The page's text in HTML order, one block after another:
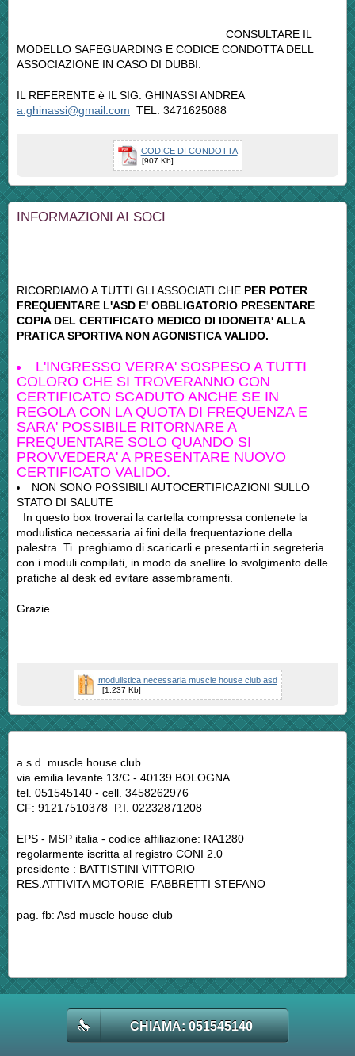
CONSULTARE IL
MODELLO SAFEGUARDING E CODICE CONDOTTA DELL
ASSOCIAZIONE IN CASO DI DUBBI.
IL REFERENTE è IL SIG. GHINASSI ANDREA
a.ghinassi@gmail.com TEL. 3471625088
CODICE DI CONDOTTA
[907 Kb]
INFORMAZIONI AI SOCI
RICORDIAMO A TUTTI GLI ASSOCIATI CHE PER POTER
FREQUENTARE L'ASD E' OBBLIGATORIO PRESENTARE
COPIA DEL CERTIFICATO MEDICO DI IDONEITA' ALLA
PRATICA SPORTIVA NON AGONISTICA VALIDO.
L'INGRESSO VERRA' SOSPESO A TUTTI
COLORO CHE SI TROVERANNO CON
CERTIFICATO SCADUTO ANCHE SE IN
REGOLA CON LA QUOTA DI FREQUENZA E
SARA' POSSIBILE RITORNARE A
FREQUENTARE SOLO QUANDO SI
PROVVEDERA' A PRESENTARE NUOVO
CERTIFICATO VALIDO.
NON SONO POSSIBILI AUTOCERTIFICAZIONI SULLO
STATO DI SALUTE
In questo box troverai la cartella compressa contenete la
modulistica necessaria ai fini della frequentazione della
palestra. Ti preghiamo di scaricarli e presentarti in segreteria
con i moduli compilati, in modo da snellire lo svolgimento delle
pratiche al desk ed evitare assembramenti.
Grazie
modulistica necessaria muscle house club asd
[1.237 Kb]
a.s.d. muscle house club
via emilia levante 13/C - 40139 BOLOGNA
tel. 051545140 - cell. 3458262976
CF: 91217510378 P.I. 02232871208
EPS - MSP italia - codice affiliazione: RA1280
regolarmente iscritta al registro CONI 2.0
presidente : BATTISTINI VITTORIO
RES.ATTIVITA MOTORIE FABBRETTI STEFANO
pag. fb: Asd muscle house club
CHIAMA: 051545140